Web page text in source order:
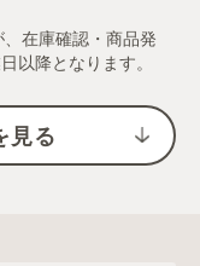
在庫確認・商品発
以降となります。
見る